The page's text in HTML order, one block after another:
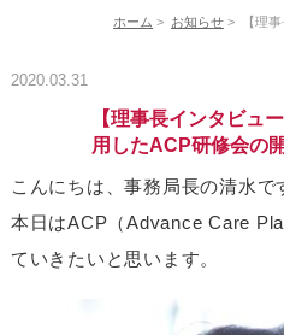
ホーム > お知らせ > 【理
2020.03.31
【理事長インタビュ
用したACP研修会の
こんにちは、事務局長の清水で
本日はACP（Advance Care
ていきたいと思います。